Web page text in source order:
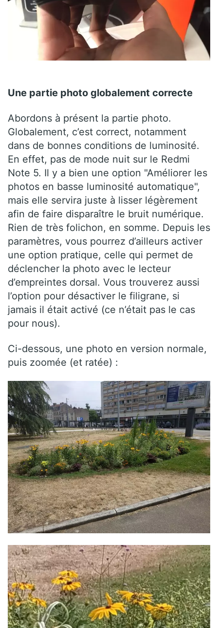
Une partie photo globalement correcte
Abordons à présent la partie photo.
Globalement, c’est correct, notamment
dans de bonnes conditions de luminosité.
En effet, pas de mode nuit sur le Redmi
Note 5. Il y a bien une option "Améliorer les
photos en basse luminosité automatique",
mais elle servira juste à lisser légèrement
afin de faire disparaître le bruit numérique.
Rien de très folichon, en somme. Depuis les
paramètres, vous pourrez d’ailleurs activer
une option pratique, celle qui permet de
déclencher la photo avec le lecteur
d’empreintes dorsal. Vous trouverez aussi
l’option pour désactiver le filigrane, si
jamais il était activé (ce n’était pas le cas
pour nous).
Ci-dessous, une photo en version normale,
puis zoomée (et ratée) :